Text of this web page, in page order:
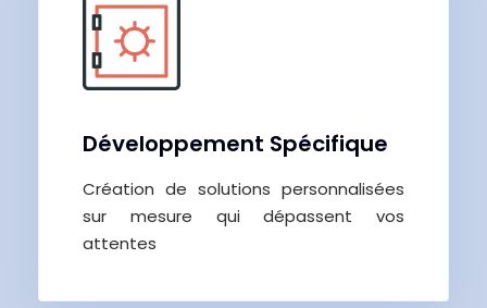
Développement Spécifique
Création de solutions personnalisées
sur mesure qui dépassent vos
attentes